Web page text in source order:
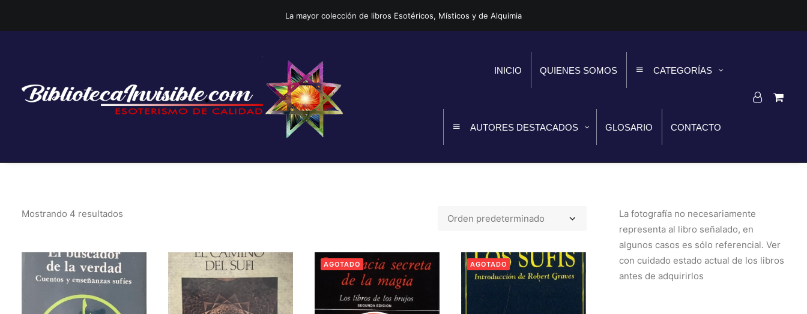
La mayor colección de libros Esotéricos, Místicos y de Alquimia
INICIO QUIENES SOMOS CATEGORÍAS
AUTORES DESTACADOS GLOSARIO CONTACTO
Mostrando 4 resultados
AGOTADO AGOTADO
La fotografía no necesariamente
representa al libro señalado, en
algunos casos es sólo referencial. Ver
con cuidado estado actual de los libros
antes de adquirirlos